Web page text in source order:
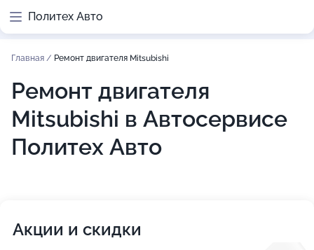
Политех Авто
Главная / Ремонт двигателя Mitsubishi
Ремонт двигателя
Mitsubishi в Автосервисе
Политех Авто
Акции и скидки